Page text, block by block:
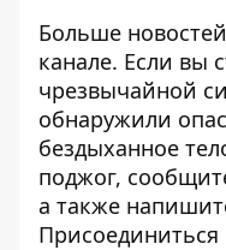
Больше
канале. Если вы
чрезвычайной
обнаружили
бездыханное
поджог,
а также